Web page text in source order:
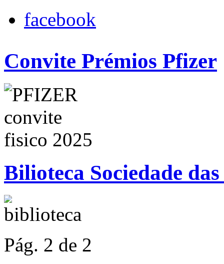
facebook
Convite Prémios Pfizer
Bilioteca Sociedade
Pág. 2 de 2